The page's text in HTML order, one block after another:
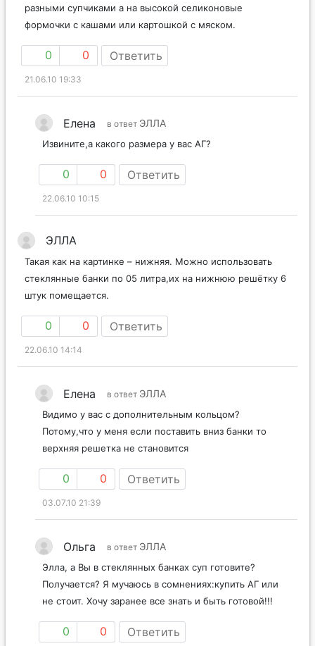
разными супчиками а на высокой селиконовые
формочки с кашами или картошкой с мяском.
0 0 Ответить
21.06.10 19:33
Елена в ответ ЭЛЛА
Извините,а какого размера у вас АГ?
0 0 Ответить
22.06.10 10:15
ЭЛЛА
Такая как на картинке – нижняя. Можно использовать
стеклянные банки по 05 литра,их на нижнюю решётку 6
штук помещается.
0 0 Ответить
22.06.10 14:14
Елена в ответ ЭЛЛА
Видимо у вас с дополнительным кольцом?
Потому,что у меня если поставить вниз банки то
верхняя решетка не становится
0 0 Ответить
03.07.10 21:39
Ольга в ответ ЭЛЛА
Элла, а Вы в стеклянных банках суп готовите?
Получается? Я мучаюсь в сомнениях:купить АГ или
не стоит. Хочу заранее все знать и быть готовой!!!
0 0 Ответить